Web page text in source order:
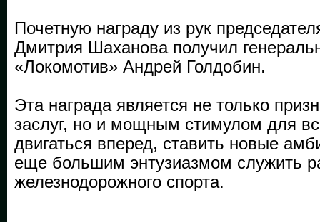
Почетную награду из рук
Дмитрия Шаханова получил
«Локомотив» Андрей Голдобин.
Эта награда является не только
заслуг, но и мощным стимулом для
двигаться вперед, ставить новые
еще большим энтузиазмом служить
железнодорожного спорта.